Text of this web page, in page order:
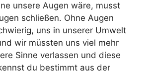
unsere Augen wäre, musst
schließen. Ohne Augen
uns in unserer Umwelt
wir müssten uns viel mehr
Sinne verlassen und diese
du bestimmt aus der